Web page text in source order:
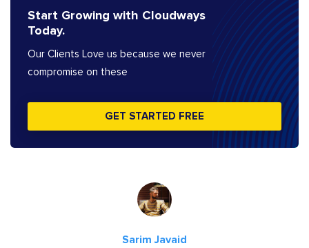
Start Growing with Cloudways
Today.
Our Clients Love us because we never
compromise on these
GET STARTED FREE
Sarim Javaid